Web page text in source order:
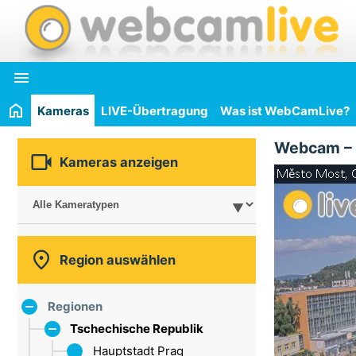

Kameras LIVE-Übertragung Was ist WebCamLive?
 Kameras anzeigen
 Region auswählen
Regionen
Tschechische Republik
Hauptstadt Prag
Webcam –